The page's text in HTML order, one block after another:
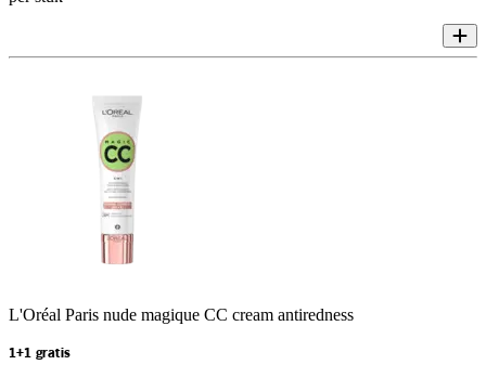
L'Oréal Paris nude magique CC cream antiredness
1+1 gratis